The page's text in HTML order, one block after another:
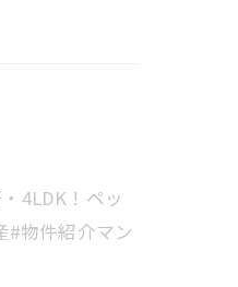
4LDK！ペッ
#物件紹介マン